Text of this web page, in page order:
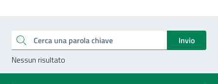
Esplora tutti i documenti
Cerca una parola chiave
Invio
Nessun risultato